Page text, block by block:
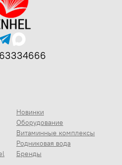
Новинки
Оборудование
Витаминные комплексы
Родниковая вода
Бренды